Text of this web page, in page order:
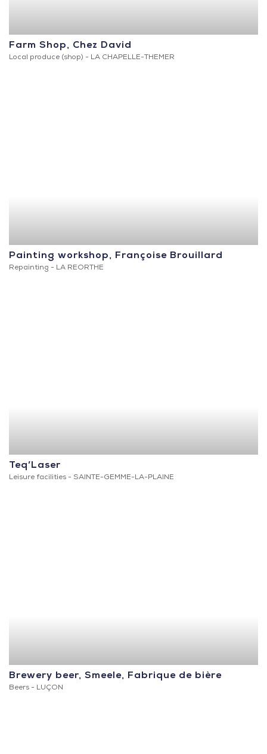
Farm Shop, Chez David
Local produce (shop) - LA CHAPELLE-THEMER
Painting workshop, Françoise Brouillard
Repainting - LA REORTHE
Teq’Laser
Leisure facilities - SAINTE-GEMME-LA-PLAINE
Brewery beer, Smeele, Fabrique de bière
Beers - LUÇON